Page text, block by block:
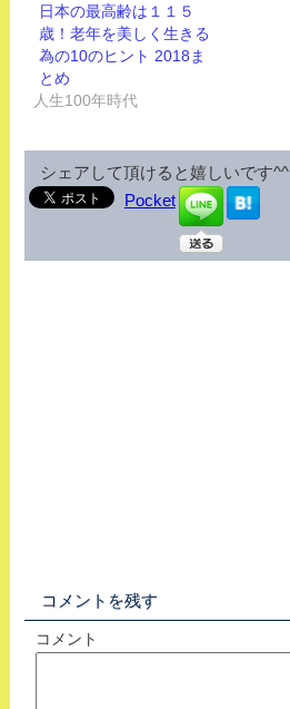
日本の最高齢は１１５
歳！老年を美しく生きる
為の10のヒント 2018ま
とめ
人生100年時代
シェアして頂けると嬉しいです^^
Pocket
コメントを残す
コメント